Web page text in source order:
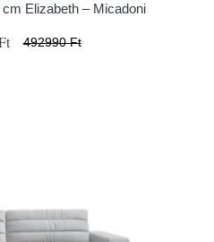
Elizabeth – Micadoni
492990 Ft